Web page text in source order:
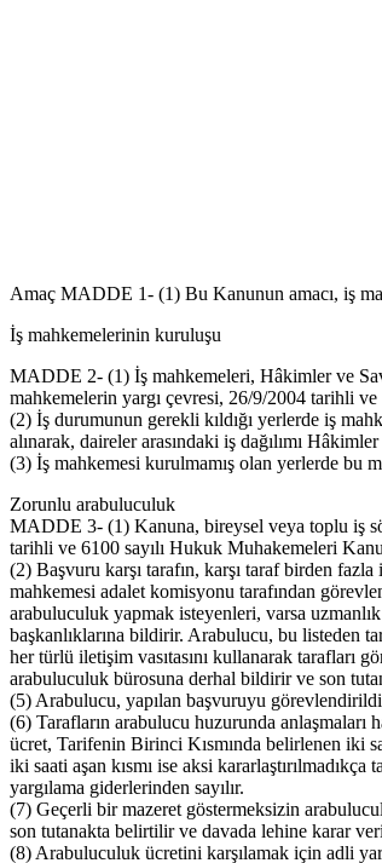
Amaç MADDE 1- (1) Bu Kanunun amacı, iş
İş mahkemelerinin kuruluşu
MADDE 2- (1) İş mahkemeleri, Hâkimler ve
mahkemelerin yargı çevresi, 26/9/2004 tarihli
(2) İş durumunun gerekli kıldığı yerlerde iş
alınarak, daireler arasındaki iş dağılımı
(3) İş mahkemesi kurulmamış olan yerlerde bu
Zorunlu arabuluculuk
MADDE 3- (1) Kanuna, bireysel veya toplu iş
tarihli ve 6100 sayılı Hukuk Muhakemeleri
(2) Başvuru karşı tarafın, karşı taraf birden
mahkemesi adalet komisyonu tarafından
arabuluculuk yapmak isteyenleri, varsa
başkanlıklarına bildirir. Arabulucu, bu listeden
her türlü iletişim vasıtasını kullanarak tarafları
arabuluculuk bürosuna derhal bildirir ve son
(5) Arabulucu, yapılan başvuruyu
(6) Tarafların arabulucu huzurunda
ücret, Tarifenin Birinci Kısmında belirlenen iki
iki saati aşan kısmı ise aksi
yargılama giderlerinden sayılır.
(7) Geçerli bir mazeret göstermeksizin
son tutanakta belirtilir ve davada lehine karar
(8) Arabuluculuk ücretini karşılamak için adli